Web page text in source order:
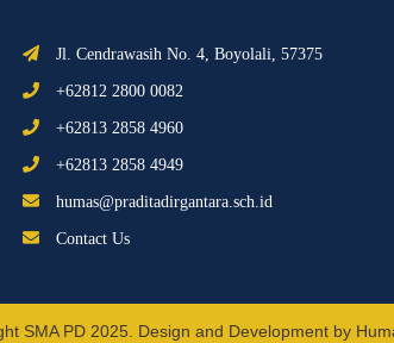
Jl. Cendrawasih No. 4, Boyolali, 57375
+62812 2800 0082
+62813 2858 4960
+62813 2858 4949
humas@praditadirgantara.sch.id
Contact Us
SMA PD 2025. Design and Development by